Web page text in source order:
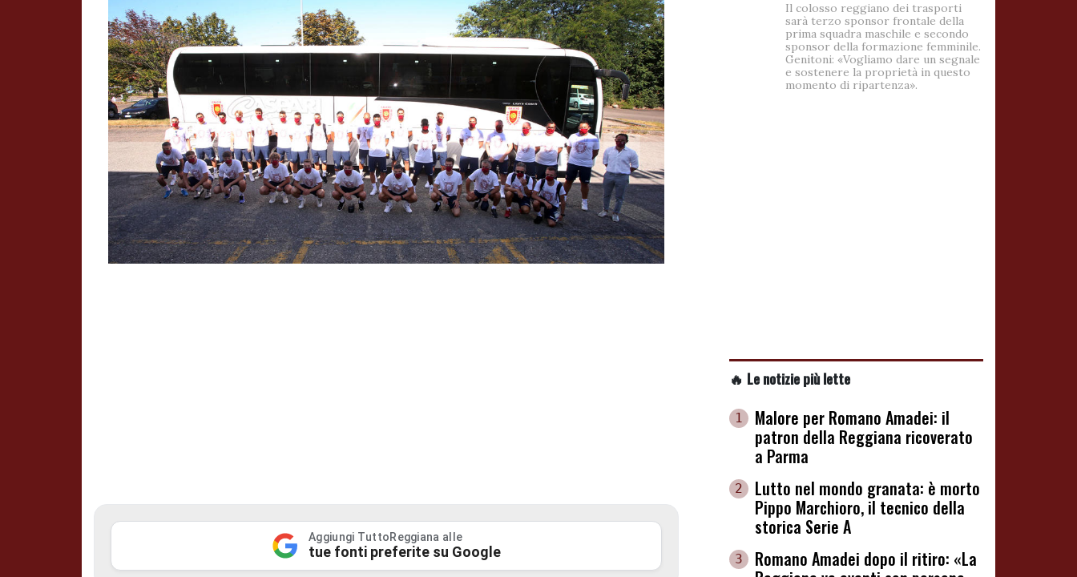
Aggiungi TuttoReggiana alle
tue fonti preferite su Google
Il colosso reggiano dei trasporti
sarà terzo sponsor frontale della
prima squadra maschile e secondo
sponsor della formazione femminile.
Genitoni: «Vogliamo dare un segnale
e sostenere la proprietà in questo
momento di ripartenza».
🔥 Le notizie più lette
1
Malore per Romano Amadei: il
patron della Reggiana ricoverato
a Parma
2
Lutto nel mondo granata: è morto
Pippo Marchioro, il tecnico della
storica Serie A
3
Romano Amadei dopo il ritiro: «La